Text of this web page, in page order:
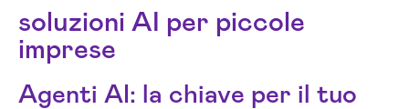
soluzioni AI per piccole
imprese
Agenti AI: la chiave per il tuo